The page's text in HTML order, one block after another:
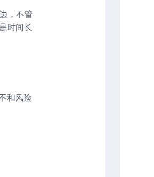
，不管
时间长
和风险